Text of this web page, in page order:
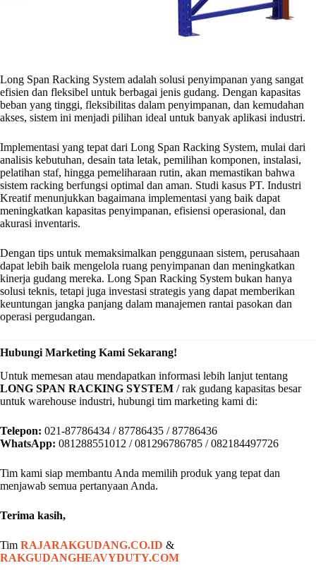
Long Span Racking System adalah solusi penyimpanan yang sangat
efisien dan fleksibel untuk berbagai jenis gudang. Dengan kapasitas
beban yang tinggi, fleksibilitas dalam penyimpanan, dan kemudahan
akses, sistem ini menjadi pilihan ideal untuk banyak aplikasi industri.
Implementasi yang tepat dari Long Span Racking System, mulai dari
analisis kebutuhan, desain tata letak, pemilihan komponen, instalasi,
pelatihan staf, hingga pemeliharaan rutin, akan memastikan bahwa
sistem racking berfungsi optimal dan aman. Studi kasus PT. Industri
Kreatif menunjukkan bagaimana implementasi yang baik dapat
meningkatkan kapasitas penyimpanan, efisiensi operasional, dan
akurasi inventaris.
Dengan tips untuk memaksimalkan penggunaan sistem, perusahaan
dapat lebih baik mengelola ruang penyimpanan dan meningkatkan
kinerja gudang mereka. Long Span Racking System bukan hanya
solusi teknis, tetapi juga investasi strategis yang dapat memberikan
keuntungan jangka panjang dalam manajemen rantai pasokan dan
operasi pergudangan.
Hubungi Marketing Kami Sekarang!
Untuk memesan atau mendapatkan informasi lebih lanjut tentang
LONG SPAN RACKING SYSTEM / rak gudang kapasitas besar
untuk warehouse industri, hubungi tim marketing kami di:
Telepon: 021-87786434 / 87786435 / 87786436
WhatsApp: 081288551012 / 081296786785 / 082184497726
Tim kami siap membantu Anda memilih produk yang tepat dan
menjawab semua pertanyaan Anda.
Terima kasih,
Tim RAJARAKGUDANG.CO.ID &
RAKGUDANGHEAVYDUTY.COM